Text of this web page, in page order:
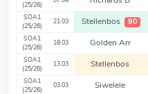
(25/26)
SOA1
(25/26)
21.03 Stellenbos 90
SOA1
(25/26)
18.03 Golden Arr
SOA1
(25/26)
13.03 Stellenbos
SOA1
(25/26)
03.03 Siwelele